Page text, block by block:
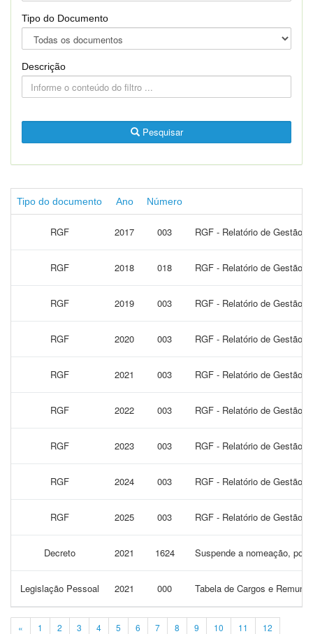
Tipo do Documento
Descrição
Pesquisar
Tipo do documento Ano Número
RGF 2017 003 RGF - Relatório de Gestão
RGF 2018 018 RGF - Relatório de Gestão
RGF 2019 003 RGF - Relatório de Gestão
RGF 2020 003 RGF - Relatório de Gestão
RGF 2021 003 RGF - Relatório de Gestão
RGF 2022 003 RGF - Relatório de Gestão
RGF 2023 003 RGF - Relatório de Gestão
RGF 2024 003 RGF - Relatório de Gestão
RGF 2025 003 RGF - Relatório de Gestão
Decreto 2021 1624 Suspende a nomeação,
Legislação Pessoal 2021 000 Tabela de Cargos e
« 1 2 3 4 5 6 7 8 9 10 11 12